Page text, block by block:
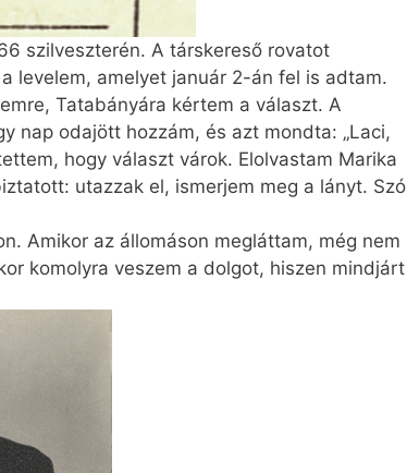
szilveszterén. A társkereső rovatot
levelem, amelyet január 2-án fel is adtam.
Tatabányára kértem a választ. A
nap odajött hozzám, és azt mondta: „Laci,
hogy választ várok. Elolvastam Marika
utazzak el, ismerjem meg a lányt. Szó
Amikor az állomáson megláttam, még nem
komolyra veszem a dolgot, hiszen mindjárt